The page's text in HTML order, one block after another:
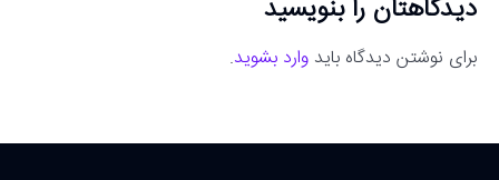
دیدگاهتان را بنویسید
برای نوشتن دیدگاه باید وارد بشوید.